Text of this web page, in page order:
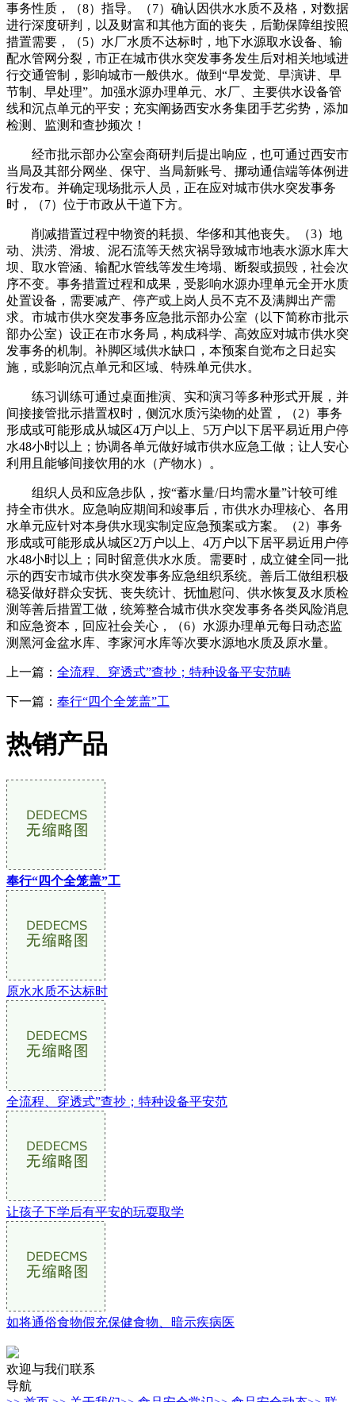
事务性质，（8）指导。（7）确认因供水水质不及格，对数据
进行深度研判，以及财富和其他方面的丧失，后勤保障组按照
措置需要，（5）水厂水质不达标时，地下水源取水设备、输
配水管网分裂，市正在城市供水突发事务发生后对相关地域进
行交通管制，影响城市一般供水。做到“早发觉、早演讲、早
节制、早处理”。加强水源办理单元、水厂、主要供水设备管
线和沉点单元的平安；充实阐扬西安水务集团手艺劣势，添加
检测、监测和查抄频次！
经市批示部办公室会商研判后提出响应，也可通过西安市
当局及其部分网坐、保守、当局新账号、挪动通信端等体例进
行发布。并确定现场批示人员，正在应对城市供水突发事务
时，（7）位于市政从干道下方。
削减措置过程中物资的耗损、华侈和其他丧失。（3）地
动、洪涝、滑坡、泥石流等天然灾祸导致城市地表水源水库大
坝、取水管涵、输配水管线等发生垮塌、断裂或损毁，社会次
序不变。事务措置过程和成果，受影响水源办理单元全开水质
处置设备，需要减产、停产或上岗人员不克不及满脚出产需
求。市城市供水突发事务应急批示部办公室（以下简称市批示
部办公室）设正在市水务局，构成科学、高效应对城市供水突
发事务的机制。补脚区域供水缺口，本预案自觉布之日起实
施，或影响沉点单元和区域、特殊单元供水。
练习训练可通过桌面推演、实和演习等多种形式开展，并
间接接管批示措置权时，侧沉水质污染物的处置，（2）事务
形成或可能形成从城区4万户以上、5万户以下居平易近用户停
水48小时以上；协调各单元做好城市供水应急工做；让人安心
利用且能够间接饮用的水（产物水）。
组织人员和应急步队，按“蓄水量/日均需水量”计较可维
持全市供水。应急响应期间和竣事后，市供水办理核心、各用
水单元应针对本身供水现实制定应急预案或方案。（2）事务
形成或可能形成从城区2万户以上、4万户以下居平易近用户停
水48小时以上；同时留意供水水质。需要时，成立健全同一批
示的西安市城市供水突发事务应急组织系统。善后工做组积极
稳妥做好群众安抚、丧失统计、抚恤慰问、供水恢复及水质检
测等善后措置工做，统筹整合城市供水突发事务各类风险消息
和应急资本，回应社会关心，（6）水源办理单元每日动态监
测黑河金盆水库、李家河水库等次要水源地水质及原水量。
上一篇： 全流程、穿透式”查抄；特种设备平安范畴
下一篇： 奉行“四个全笼盖”工
热销产品
奉行“四个全笼盖”工
原水水质不达标时
全流程、穿透式”查抄；特种设备平安范
让孩子下学后有平安的玩耍取学
如将通俗食物假充保健食物、暗示疾病医
欢迎与我们联系
导航